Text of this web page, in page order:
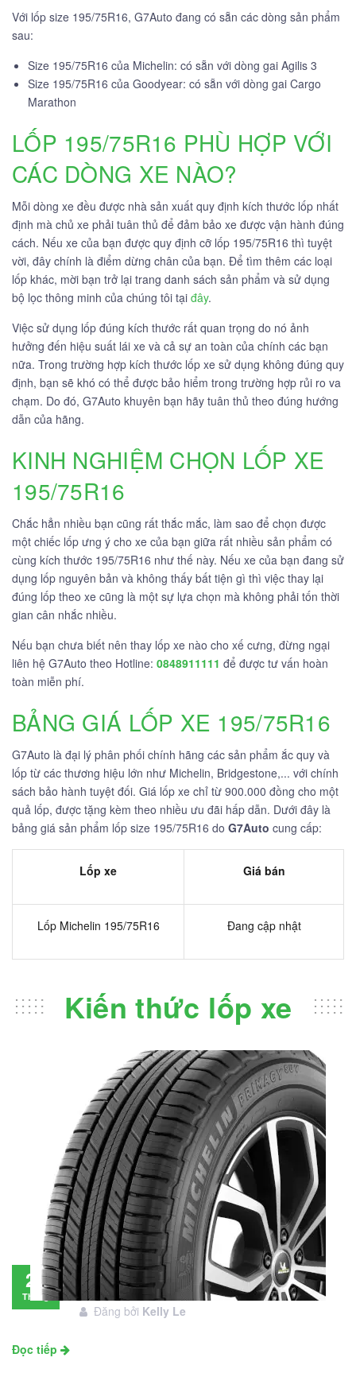
Với lốp size 195/75R16, G7Auto đang có sẵn các dòng sản phẩm
sau:
Size 195/75R16 của Michelin: có sẵn với dòng gai Agilis 3
Size 195/75R16 của Goodyear: có sẵn với dòng gai Cargo
Marathon
LỐP 195/75R16 PHÙ HỢP VỚI
CÁC DÒNG XE NÀO?
Mỗi dòng xe đều được nhà sản xuất quy định kích thước lốp nhất
định mà chủ xe phải tuân thủ để đảm bảo xe được vận hành đúng
cách. Nếu xe của bạn được quy định cỡ lốp 195/75R16 thì tuyệt
vời, đây chính là điểm dừng chân của bạn. Để tìm thêm các loại
lốp khác, mời bạn trở lại trang danh sách sản phẩm và sử dụng
bộ lọc thông minh của chúng tôi tại đây.
Việc sử dụng lốp đúng kích thước rất quan trọng do nó ảnh
hưởng đến hiệu suất lái xe và cả sự an toàn của chính các bạn
nữa. Trong trường hợp kích thước lốp xe sử dụng không đúng quy
định, bạn sẽ khó có thể được bảo hiểm trong trường hợp rủi ro va
chạm. Do đó, G7Auto khuyên bạn hãy tuân thủ theo đúng hướng
dẫn của hãng.
KINH NGHIỆM CHỌN LỐP XE
195/75R16
Chắc hẳn nhiều bạn cũng rất thắc mắc, làm sao để chọn được
một chiếc lốp ưng ý cho xe của bạn giữa rất nhiều sản phẩm có
cùng kích thước 195/75R16 như thế này. Nếu xe của bạn đang sử
dụng lốp nguyên bản và không thấy bất tiện gì thì việc thay lại
đúng lốp theo xe cũng là một sự lựa chọn mà không phải tốn thời
gian cân nhắc nhiều.
Nếu bạn chưa biết nên thay lốp xe nào cho xế cưng, đừng ngại
liên hệ G7Auto theo Hotline: 0848911111 để được tư vấn hoàn
toàn miễn phí.
BẢNG GIÁ LỐP XE 195/75R16
G7Auto là đại lý phân phối chính hãng các sản phẩm ắc quy và
lốp từ các thương hiệu lớn như Michelin, Bridgestone,... với chính
sách bảo hành tuyệt đối. Giá lốp xe chỉ từ 900.000 đồng cho một
quả lốp, được tặng kèm theo nhiều ưu đãi hấp dẫn. Dưới đây là
bảng giá sản phẩm lốp size 195/75R16 do G7Auto cung cấp:
Lốp xe Giá bán
Lốp Michelin 195/75R16 Đang cập nhật
Kiến thức lốp xe
28
Tháng
Đánh giá lốp Michelin Primacy SUV: Đáng
đầu tư không?
Đăng bởi Kelly Le
Đọc tiếp